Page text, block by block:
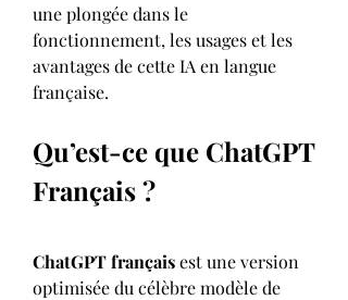
une plongée dans le
fonctionnement, les usages et les
avantages de cette IA en langue
française.
Qu’est-ce que ChatGPT
Français ?
ChatGPT français est une version
optimisée du célèbre modèle de